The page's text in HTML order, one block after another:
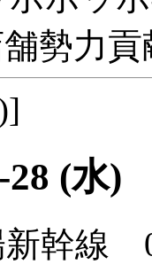
舗勢力
28 (水)
幹線